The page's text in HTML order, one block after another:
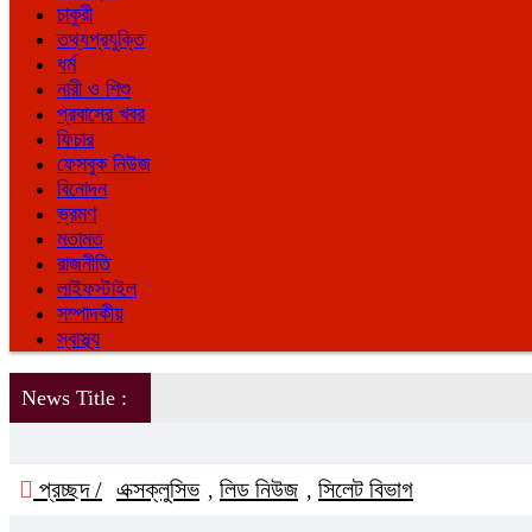
চাকুরী
তথ্যপ্রযুক্তি
ধর্ম
নারী ও শিশু
প্রবাসের খবর
ফিচার
ফেসবুক নিউজ
বিনোদন
ভ্রমণ
মতামত
রাজনীতি
লাইফস্টাইল
সম্পাদকীয়
স্বাস্থ্য
News Title :
প্রচ্ছদ / এক্সক্লুসিভ , লিড নিউজ , সিলেট বিভাগ